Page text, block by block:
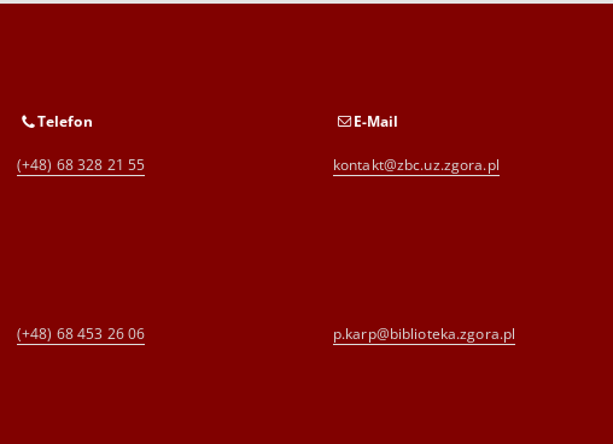
Telefon
(+48) 68 328 21 55
E-Mail
kontakt@zbc.uz.zgora.pl
(+48) 68 453 26 06 p.karp@biblioteka.zgora.pl